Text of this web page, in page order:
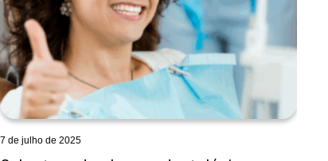
7 de julho de 2025